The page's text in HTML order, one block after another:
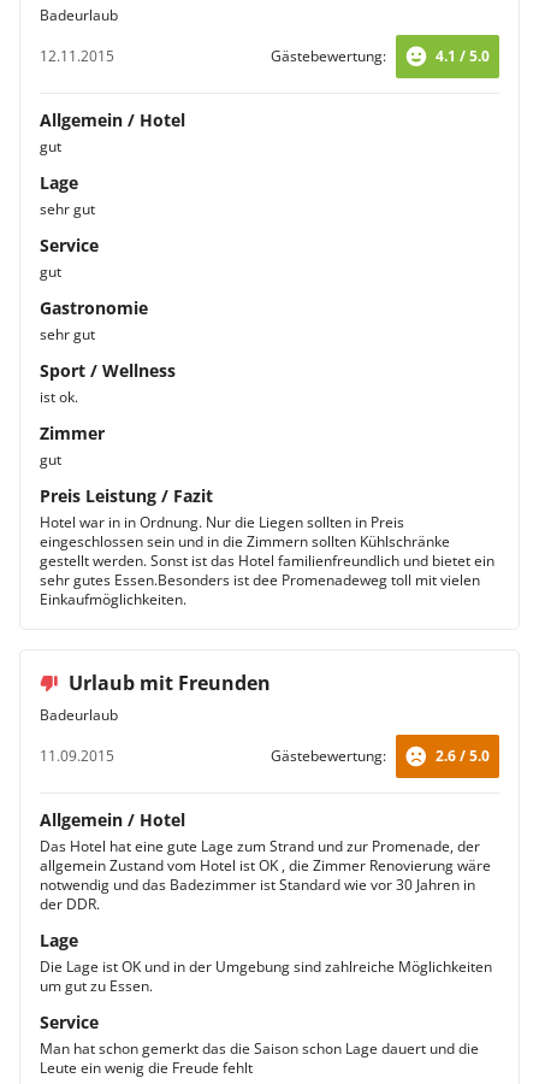
Badeurlaub
12.11.2015
Gästebewertung: 4.1 / 5.0
Allgemein / Hotel
gut
Lage
sehr gut
Service
gut
Gastronomie
sehr gut
Sport / Wellness
ist ok.
Zimmer
gut
Preis Leistung / Fazit
Hotel war in in Ordnung. Nur die Liegen sollten in Preis
eingeschlossen sein und in die Zimmern sollten Kühlschränke
gestellt werden. Sonst ist das Hotel familienfreundlich und bietet ein
sehr gutes Essen.Besonders ist dee Promenadeweg toll mit vielen
Einkaufmöglichkeiten.
Urlaub mit Freunden
Badeurlaub
11.09.2015
Gästebewertung: 2.6 / 5.0
Allgemein / Hotel
Das Hotel hat eine gute Lage zum Strand und zur Promenade, der
allgemein Zustand vom Hotel ist OK , die Zimmer Renovierung wäre
notwendig und das Badezimmer ist Standard wie vor 30 Jahren in
der DDR.
Lage
Die Lage ist OK und in der Umgebung sind zahlreiche Möglichkeiten
um gut zu Essen.
Service
Man hat schon gemerkt das die Saison schon Lage dauert und die
Leute ein wenig die Freude fehlt